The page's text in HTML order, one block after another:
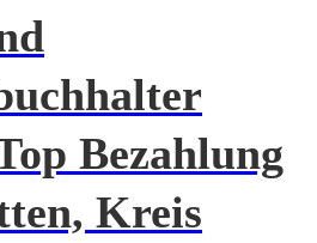
Bezahlung
Kreis